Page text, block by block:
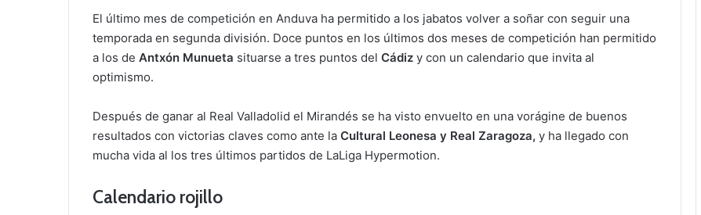
El último mes de competición en Anduva ha permitido a los jabatos volver a soñar con seguir una
temporada en segunda división. Doce puntos en los últimos dos meses de competición han permitido
a los de Antxón Munueta situarse a tres puntos del Cádiz y con un calendario que invita al
optimismo.
Después de ganar al Real Valladolid el Mirandés se ha visto envuelto en una vorágine de buenos
resultados con victorias claves como ante la Cultural Leonesa y Real Zaragoza, y ha llegado con
mucha vida al los tres últimos partidos de LaLiga Hypermotion.
Calendario rojillo